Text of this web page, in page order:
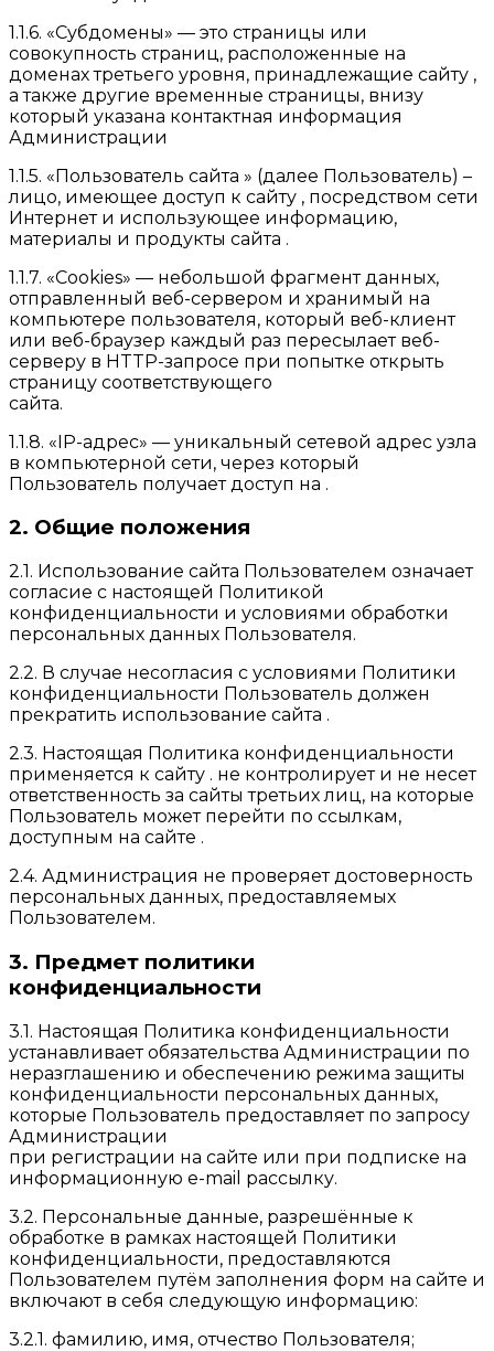
1.1.6. «Субдомены» — это страницы или
совокупность страниц, расположенные на
доменах третьего уровня, принадлежащие сайту ,
а также другие временные страницы, внизу
который указана контактная информация
Администрации
1.1.5. «Пользователь сайта » (далее Пользователь) –
лицо, имеющее доступ к сайту , посредством сети
Интернет и использующее информацию,
материалы и продукты сайта .
1.1.7. «Cookies» — небольшой фрагмент данных,
отправленный веб-сервером и хранимый на
компьютере пользователя, который веб-клиент
или веб-браузер каждый раз пересылает веб-
серверу в HTTP-запросе при попытке открыть
страницу соответствующего
сайта.
1.1.8. «IP-адрес» — уникальный сетевой адрес узла
в компьютерной сети, через который
Пользователь получает доступ на .
2. Общие положения
2.1. Использование сайта Пользователем означает
согласие с настоящей Политикой
конфиденциальности и условиями обработки
персональных данных Пользователя.
2.2. В случае несогласия с условиями Политики
конфиденциальности Пользователь должен
прекратить использование сайта .
2.3. Настоящая Политика конфиденциальности
применяется к сайту . не контролирует и не несет
ответственность за сайты третьих лиц, на которые
Пользователь может перейти по ссылкам,
доступным на сайте .
2.4. Администрация не проверяет достоверность
персональных данных, предоставляемых
Пользователем.
3. Предмет политики
конфиденциальности
3.1. Настоящая Политика конфиденциальности
устанавливает обязательства Администрации по
неразглашению и обеспечению режима защиты
конфиденциальности персональных данных,
которые Пользователь предоставляет по запросу
Администрации
при регистрации на сайте или при подписке на
информационную e-mail рассылку.
3.2. Персональные данные, разрешённые к
обработке в рамках настоящей Политики
конфиденциальности, предоставляются
Пользователем путём заполнения форм на сайте и
включают в себя следующую информацию:
3.2.1. фамилию, имя, отчество Пользователя;